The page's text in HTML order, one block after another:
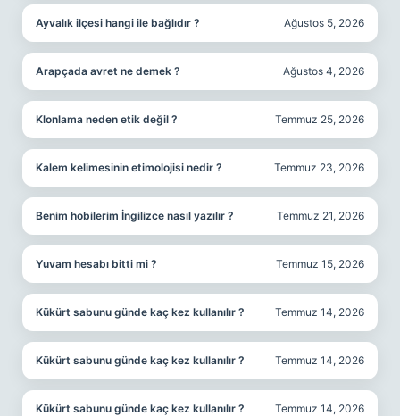
Ayvalık ilçesi hangi ile bağlıdır ? Ağustos 5, 2026
Arapçada avret ne demek ? Ağustos 4, 2026
Klonlama neden etik değil ? Temmuz 25, 2026
Kalem kelimesinin etimolojisi nedir ? Temmuz 23, 2026
Benim hobilerim İngilizce nasıl yazılır ? Temmuz 21, 2026
Yuvam hesabı bitti mi ? Temmuz 15, 2026
Kükürt sabunu günde kaç kez kullanılır ? Temmuz 14, 2026
Kükürt sabunu günde kaç kez kullanılır ? Temmuz 14, 2026
Kükürt sabunu günde kaç kez kullanılır ? Temmuz 14, 2026